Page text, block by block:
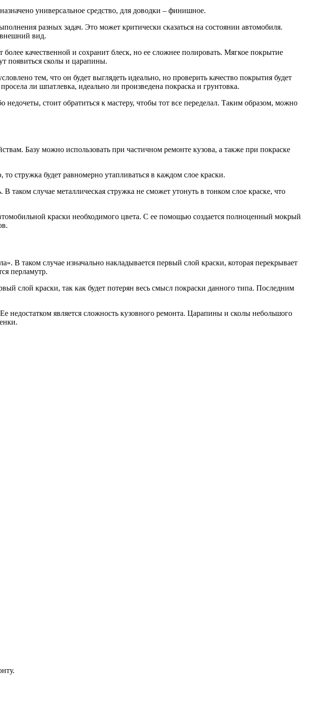
универсальное средство, для доводки – финишное.
разных задач. Это может критически сказаться на состоянии автомобиля.
внешний вид.
качественной и сохранит блеск, но ее сложнее полировать. Мягкое покрытие
появиться сколы и царапины.
тем, что он будет выглядеть идеально, но проверить качество покрытия будет
ли шпатлевка, идеально ли произведена покраска и грунтовка.
стоит обратиться к мастеру, чтобы тот все переделал. Таким образом, можно
Базу можно использовать при частичном ремонте кузова, а также при покраске
стружка будет равномерно утапливаться в каждом слое краски.
случае металлическая стружка не сможет утонуть в тонком слое краске, что
краски необходимого цвета. С ее помощью создается полноценный мокрый
В таком случае изначально накладывается первый слой краски, которая перекрывает
перламутр.
слой краски, так как будет потерян весь смысл покраски данного типа. Последним
недостатком является сложность кузовного ремонта. Царапины и сколы небольшого